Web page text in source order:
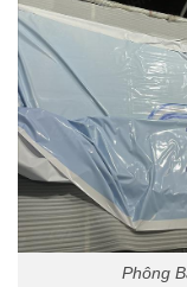
Phông